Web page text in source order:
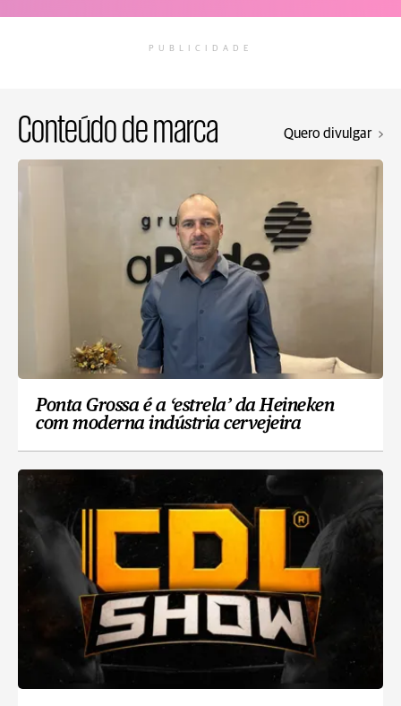
PUBLICIDADE
Conteúdo de marca Quero divulgar
Ponta Grossa é a ‘estrela’ da Heineken
com moderna indústria cervejeira